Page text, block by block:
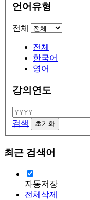
언어유형
전체
전체
한국어
영어
강의연도
검색
최근 검색어
자동저장
전체삭제